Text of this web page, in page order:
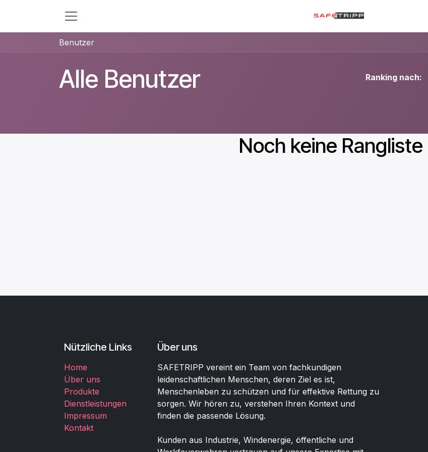
Benutzer
Alle Benutzer Ranking nach:
Noch keine Rangliste
Nützliche Links
Home
Über uns
Produkte
Dienstleistungen
Impressum
Kontakt
Über uns
SAFETRIPP vereint ein Team von fachkundigen
leidenschaftlichen Menschen, deren Ziel es ist,
Menschenleben zu schützen und für effektive Rettung zu
sorgen. Wir hören zu, verstehen Ihren Kontext und
finden die passende Lösung.
Kunden aus Industrie, Windenergie, öffentliche und